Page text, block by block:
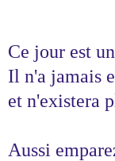
Ce jour est
Il n'a jamais
et n'existera
Aussi